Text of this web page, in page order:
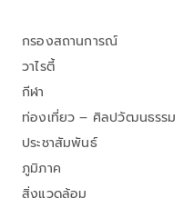
กรองสถานการณ์
วาไรตี้
กีฬา
ท่องเที่ยว – ศิลปวัฒนธรรม
ประชาสัมพันธ์
ภูมิภาค
สิ่งแวดล้อม